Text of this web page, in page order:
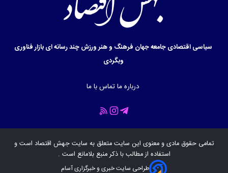
سیاسیاقتصادیجامعهجهان فرهنگ و هنرورزشچند رسانه ایبازارفناوری
وبگردی
درباره ماتماس با ما
تمامی حقوق مادی و معنوی این سایت متعلق به سایتجهش اقتصاد است و
استفاده از مطالب با ذکر منبع بلامانع است .
طراحی سایت خبری و خبرگزاری آسام